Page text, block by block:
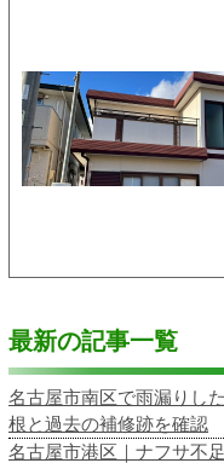
最新の記事一覧
名古屋市南区で雨漏りし
根と過去の補修跡を確認
名古屋市港区｜ナフサ不